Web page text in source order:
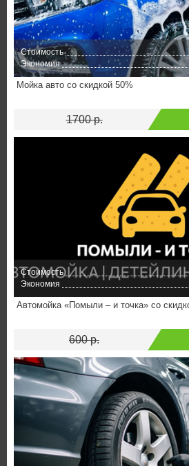
Стоимость
Экономия
Мойка авто со скидкой 50%
1700 р.
Стоимость
Экономия
Автомойка «Помыли – и точка» со
600 р.